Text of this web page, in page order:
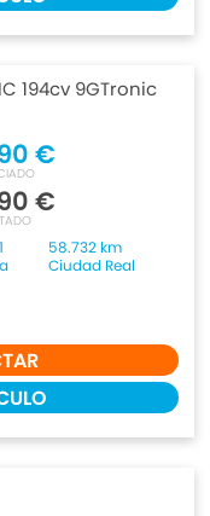
194cv 9GTronic
€
€
58.732 km
Ciudad Real